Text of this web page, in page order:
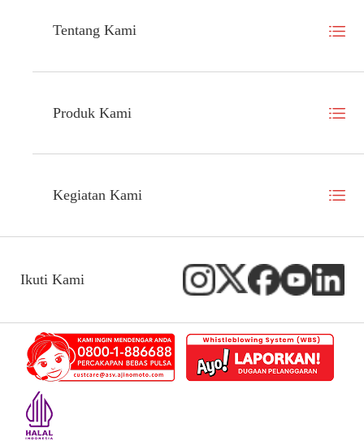
Tentang Kami
Produk Kami
Kegiatan Kami
Ikuti Kami